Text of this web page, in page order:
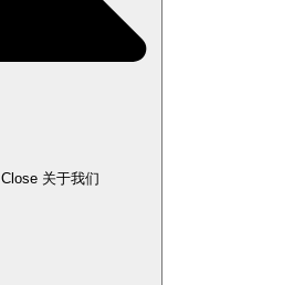
Close 关于我们